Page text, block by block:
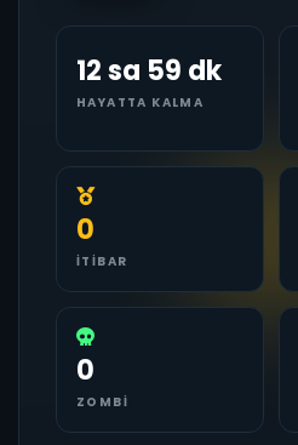
12 sa 59 dk
HAYATTA KALMA
0
İTIBAR
0
ZOMBI